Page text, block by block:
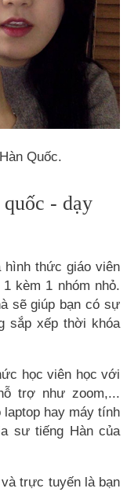
Quốc.
- dạy
hình thức giáo viên
kèm 1 nhóm nhỏ.
sẽ giúp bạn có sự
sắp xếp thời khóa
học viên học với
trợ như zoom,...
hay máy tính
sư tiếng Hàn của
trực tuyến là bạn